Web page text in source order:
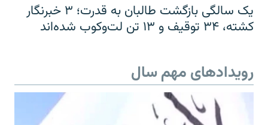
یک سالگی بازگشت طالبان به قدرت؛ ۳ خبرنگار
کشته، ۳۴ توقیف و ۱۳ تن لت‌وکوب شده‌اند
رویدادهای مهم سال